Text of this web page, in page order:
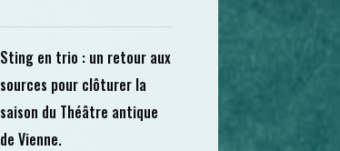
Sting en trio : un retour aux
sources pour clôturer la
saison du Théâtre antique
de Vienne.